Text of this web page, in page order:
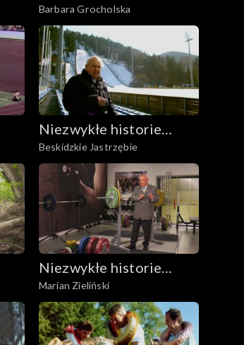
Biało-Czerwonych
Barbara Grocholska
Niezwykłe historie
Biało-Czerwonych
Beskidzkie Jastrzębie
Niezwykłe historie
Biało-Czerwonych
Marian Zieliński